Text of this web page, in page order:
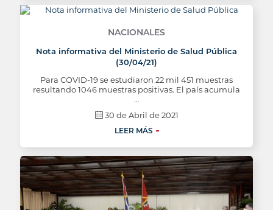
NACIONALES
Nota informativa del Ministerio de Salud Pública
(30/04/21)
Para COVID-19 se estudiaron 22 mil 451 muestras
resultando 1046 muestras positivas. El país acumula
…
30 de Abril de 2021
LEER MÁS